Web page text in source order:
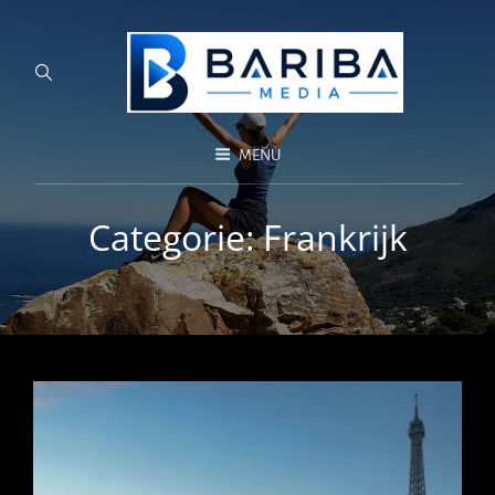
MENU
Categorie:Frankrijk